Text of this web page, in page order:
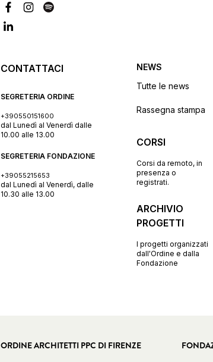
CONTATTACI
SEGRETERIA ORDINE
+390550151600
dal Lunedì al Venerdì dalle
10.00 alle 13.00
SEGRETERIA FONDAZIONE
+39055215653
dal Lunedì al Venerdì, dalle
10.30 alle 13.00
NEWS
Tutte le news
Rassegna stampa
CORSI
Corsi da remoto, in
presenza o
registrati.
ARCHIVIO
PROGETTI
I progetti organizzati
dall'Ordine e dalla
Fondazione
ORDINE ARCHITETTI PPC DI FIRENZE